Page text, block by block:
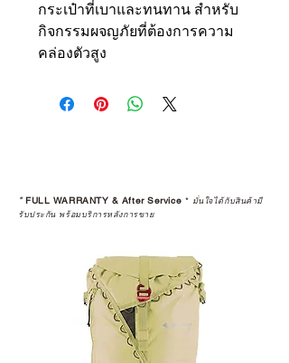
กระเป๋าที่เบาและทนทาน สำหรับ
กิจกรรมผจญภัยที่ต้องการความ
คล่องตัวสูง
*FULL WARRANTY & After Service * มั่นใจได้กับสินค้ามี
รับประกัน พร้อมบริการหลังการขาย